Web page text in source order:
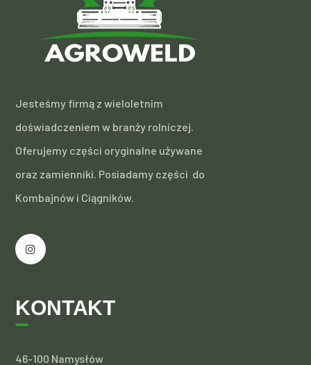
Jesteśmy firmą z wieloletnim
doświadczeniem w branży rolniczej.
Oferujemy części oryginalne używane
oraz zamienniki. Posiadamy części do
Kombajnów i Ciągników.
KONTAKT
46-100 Namysłów